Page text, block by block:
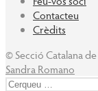
Contacteu
Crèdits
© Secció Catalana de
Sandra Romano
Cerqueu